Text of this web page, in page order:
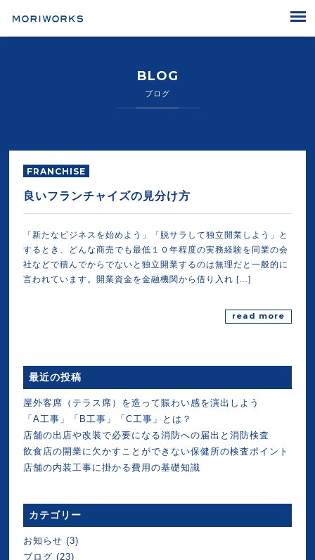
MORIWORKS
BLOG
ブログ
FRANCHISE
良いフランチャイズの見分け方
「新たなビジネスを始めよう」「脱サラして独立開業しよう」と
するとき、どんな商売でも最低１０年程度の実務経験を同業の会
社などで積んでからでないと独立開業するのは無理だと一般的に
言われています。開業資金を金融機関から借り入れ […]
read more
最近の投稿
屋外客席（テラス席）を造って賑わい感を演出しよう
「A工事」「B工事」「C工事」とは？
店舗の出店や改装で必要になる消防への届出と消防検査
飲食店の開業に欠かすことができない保健所の検査ポイント
店舗の内装工事に掛かる費用の基礎知識
カテゴリー
お知らせ (3)
ブログ (23)